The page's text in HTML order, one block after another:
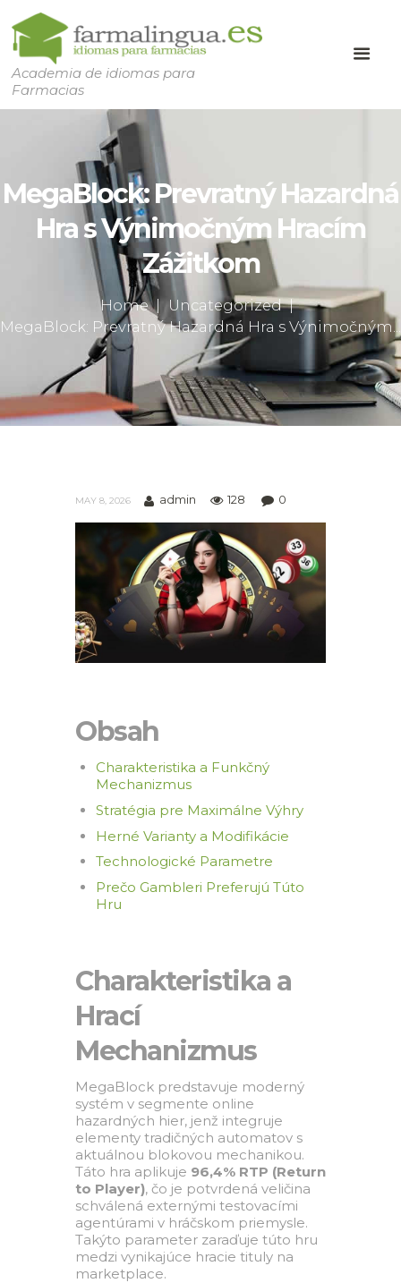
Academia de idiomas para
Farmacias
MegaBlock: Prevratný Hazardná
Hra s Výnimočným Hracím
Zážitkom
Home
Uncategorized
MegaBlock: Prevratný Hazardná Hra s Výnimočným...
MAY 8, 2026 admin 128 0
Obsah
Charakteristika a Funkčný
Mechanizmus
Stratégia pre Maximálne Výhry
Herné Varianty a Modifikácie
Technologické Parametre
Prečo Gambleri Preferujú Túto
Hru
Charakteristika a
Hrací
Mechanizmus
MegaBlock predstavuje moderný
systém v segmente online
hazardných hier, jenž integruje
elementy tradičných automatov s
aktuálnou blokovou mechanikou.
Táto hra aplikuje 96,4% RTP (Return
to Player), čo je potvrdená veličina
schválená externými testovacími
agentúrami v hráčskom priemysle.
Takýto parameter zaraďuje túto hru
medzi vynikajúce hracie tituly na
marketplace.